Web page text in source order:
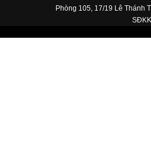
Phòng 105, 17/19 Lê Thánh